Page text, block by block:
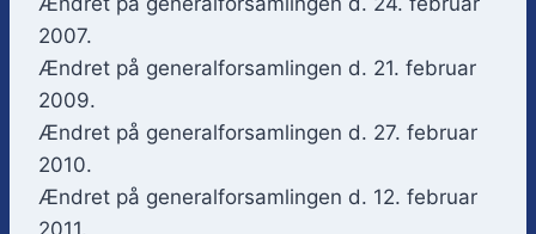
2007.
Ændret på generalforsamlingen d. 21. februar
2009.
Ændret på generalforsamlingen d. 27. februar
2010.
Ændret på generalforsamlingen d. 12. februar
2011.